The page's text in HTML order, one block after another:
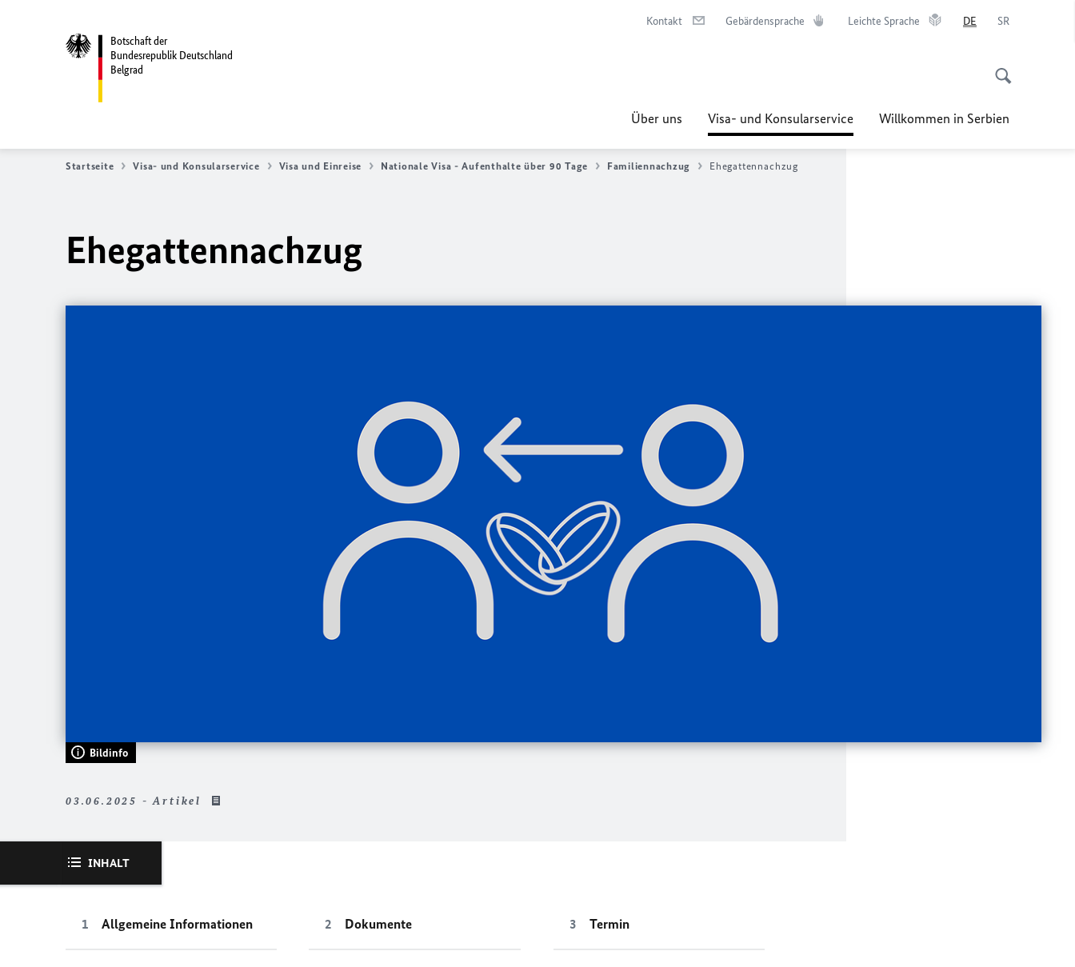
Botschaft der
Bundesrepublik Deutschland
Belgrad
Kontakt Gebärdensprache Leichte Sprache DE SR
Über uns Visa- und Konsularservice Willkommen in Serbien
Startseite Visa- und Konsularservice Visa und Einreise Nationale Visa - Aufenthalte über 90 Tage Familiennachzug Ehegattennachzug
Ehegattennachzug
Bildinfo
03.06.2025 - Artikel
INHALT
Allgemeine Informationen Dokumente Termin